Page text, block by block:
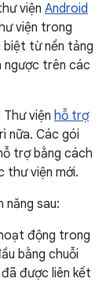
viện Android
viện trong
biệt từ nền tảng
ngược trên các
viện hỗ trợ
nữa. Các gói
trợ bằng cách
thư viện mới.
năng sau:
động trong
bằng chuỗi
được liên kết